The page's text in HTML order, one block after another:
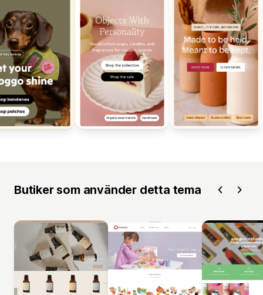
Butiker som använder detta tema